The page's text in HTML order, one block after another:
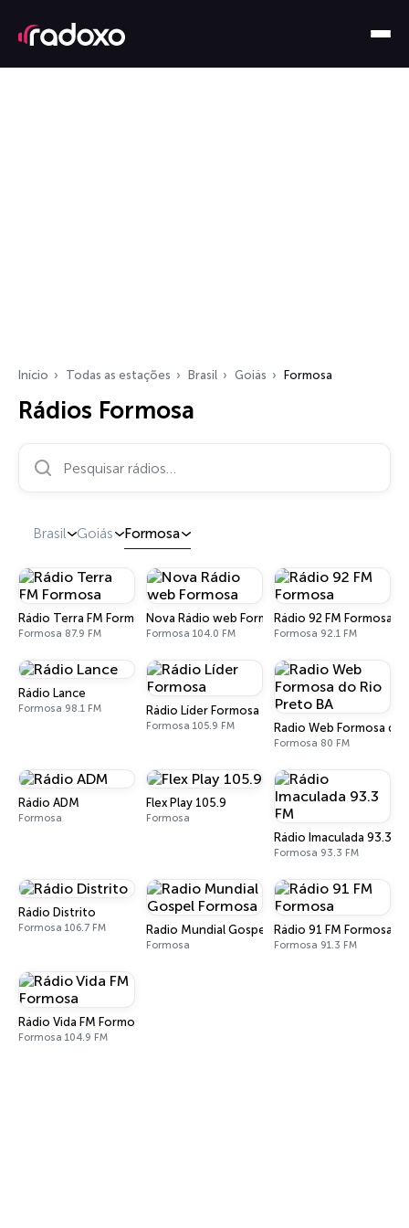
Início Todas as estações Brasil Goiás Formosa
Rádios Formosa
Pesquisar rádios…
Brasil Goiás Formosa
Rádio Terra FM Formosa
Formosa 87.9 FM
Nova Rádio web Formosa
Formosa 104.0 FM
Rádio 92 FM Formosa
Formosa 92.1 FM
Rádio Lance
Formosa 98.1 FM Rádio Líder Formosa
Formosa 105.9 FM Radio Web Formosa do
Formosa 80 FM
Rádio ADM
Formosa
Flex Play 105.9
Formosa
Rádio Imaculada 93.3
Formosa 93.3 FM
Rádio Distrito
Formosa 106.7 FM Radio Mundial Gospel Formosa
Formosa
Rádio 91 FM Formosa
Formosa 91.3 FM
Rádio Vida FM Formosa
Formosa 104.9 FM